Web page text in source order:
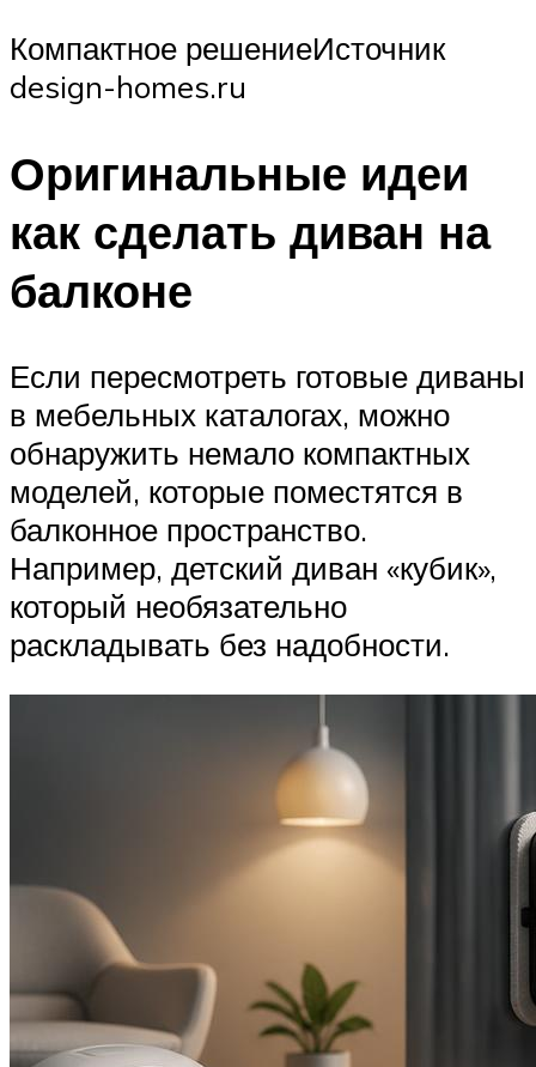
Компактное решениеИсточник
design-homes.ru
Оригинальные идеи
как сделать диван на
балконе
Если пересмотреть готовые диваны
в мебельных каталогах, можно
обнаружить немало компактных
моделей, которые поместятся в
балконное пространство.
Например, детский диван «кубик»,
который необязательно
раскладывать без надобности.